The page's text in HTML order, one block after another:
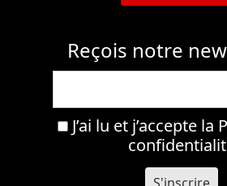
Reçois notre
J’ai lu et j’accepte la